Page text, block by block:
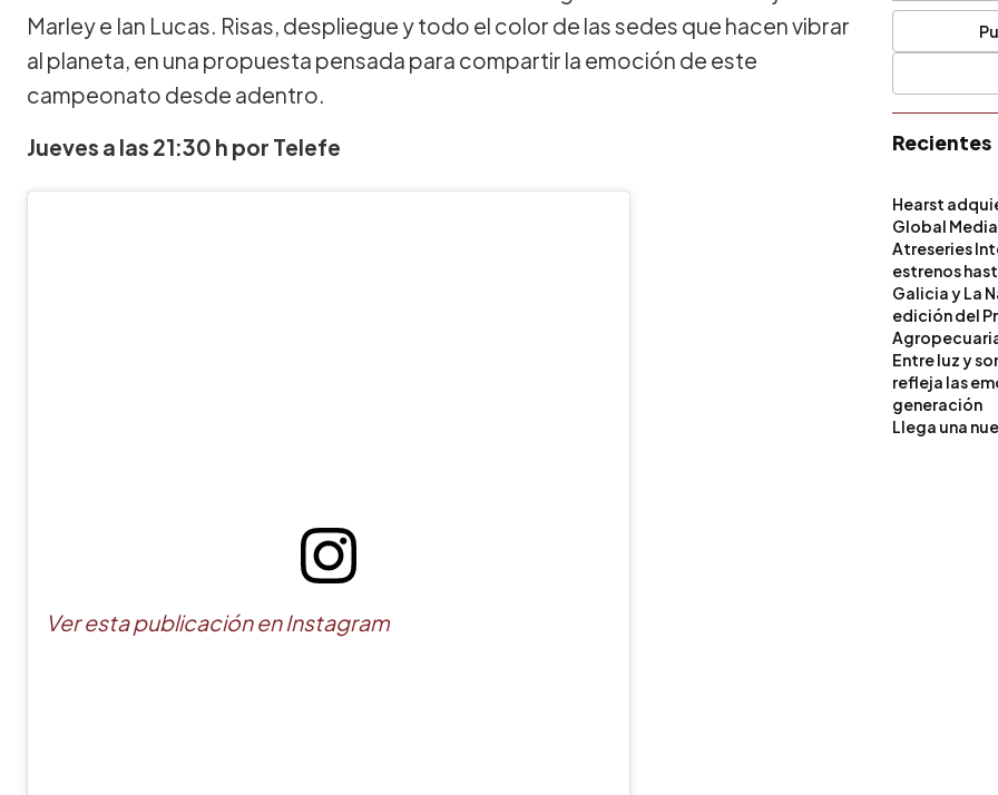
Marley e Ian Lucas. Risas, despliegue y todo el color de las sedes que hacen vibrar
al planeta, en una propuesta pensada para compartir la emoción de este
campeonato desde adentro.
Jueves a las 21:30 h por Telefe
Ver esta publicación en Instagram
Recientes
Hearst
Global Media
Atreseries
estrenos
Galicia y La
edición del
Entre luz y
refleja las
generación
Llega una